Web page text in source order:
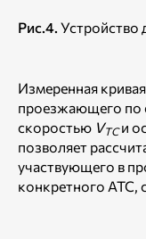
Рис.4. Устройство
Измеренная
проезжающего по
скоростью VТСи
позволяет
участвующего в
конкретного